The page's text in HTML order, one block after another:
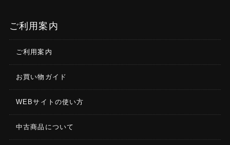
ご利用案内
ご利用案内
お買い物ガイド
WEBサイトの使い方
中古商品について